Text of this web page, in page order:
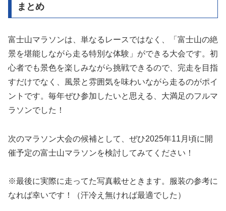
まとめ
富士山マラソンは、単なるレースではなく、「富士山の絶
景を堪能しながら走る特別な体験」ができる大会です。初
心者でも景色を楽しみながら挑戦できるので、完走を目指
すだけでなく、風景と雰囲気を味わいながら走るのがポイ
ントです。毎年ぜひ参加したいと思える、大満足のフルマ
ラソンでした！
次のマラソン大会の候補として、ぜひ2025年11月頃に開
催予定の富士山マラソンを検討してみてください！
※最後に実際に走ってた写真載せときます。服装の参考に
なれば幸いです！（汗冷え無ければ最適でした）